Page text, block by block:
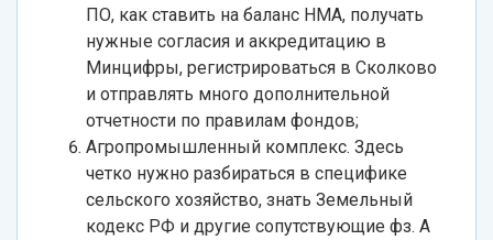
ПО, как ставить на баланс НМА, получать
нужные согласия и аккредитацию в
Минцифры, регистрироваться в Сколково
и отправлять много дополнительной
отчетности по правилам фондов;
Агропромышленный комплекс. Здесь
четко нужно разбираться в специфике
сельского хозяйство, знать Земельный
кодекс РФ и другие сопутствующие фз. А